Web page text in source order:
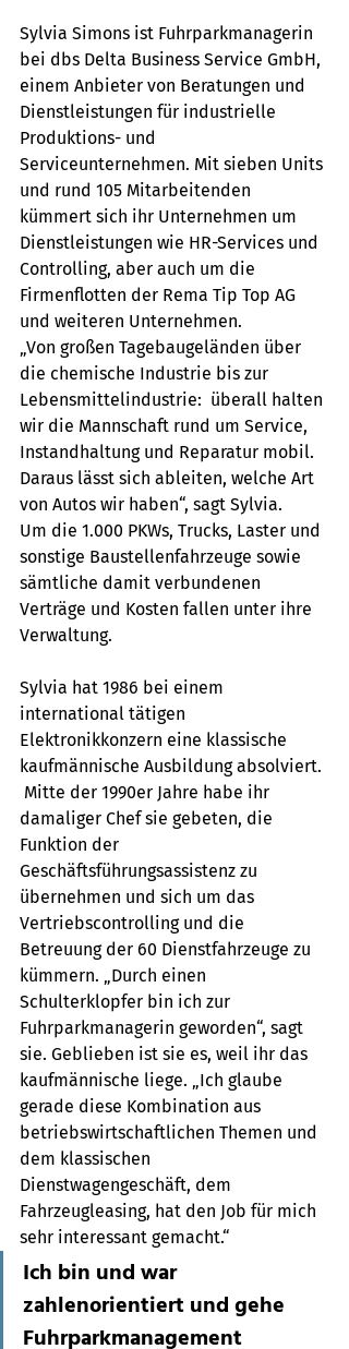
Sylvia Simons ist Fuhrparkmanagerin
bei dbs Delta Business Service GmbH,
einem Anbieter von Beratungen und
Dienstleistungen für industrielle
Produktions- und
Serviceunternehmen. Mit sieben Units
und rund 105 Mitarbeitenden
kümmert sich ihr Unternehmen um
Dienstleistungen wie HR-Services und
Controlling, aber auch um die
Firmenflotten der Rema Tip Top AG
und weiteren Unternehmen.
„Von großen Tagebaugeländen über
die chemische Industrie bis zur
Lebensmittelindustrie:  überall halten
wir die Mannschaft rund um Service,
Instandhaltung und Reparatur mobil.
Daraus lässt sich ableiten, welche Art
von Autos wir haben“, sagt Sylvia.
Um die 1.000 PKWs, Trucks, Laster und
sonstige Baustellenfahrzeuge sowie
sämtliche damit verbundenen
Verträge und Kosten fallen unter ihre
Verwaltung.
Sylvia hat 1986 bei einem
international tätigen
Elektronikkonzern eine klassische
kaufmännische Ausbildung absolviert.
Mitte der 1990er Jahre habe ihr
damaliger Chef sie gebeten, die
Funktion der
Geschäftsführungsassistenz zu
übernehmen und sich um das
Vertriebscontrolling und die
Betreuung der 60 Dienstfahrzeuge zu
kümmern. „Durch einen
Schulterklopfer bin ich zur
Fuhrparkmanagerin geworden“, sagt
sie. Geblieben ist sie es, weil ihr das
kaufmännische liege. „Ich glaube
gerade diese Kombination aus
betriebswirtschaftlichen Themen und
dem klassischen
Dienstwagengeschäft, dem
Fahrzeugleasing, hat den Job für mich
sehr interessant gemacht.“
Ich bin und war
zahlenorientiert und gehe
Fuhrparkmanagement